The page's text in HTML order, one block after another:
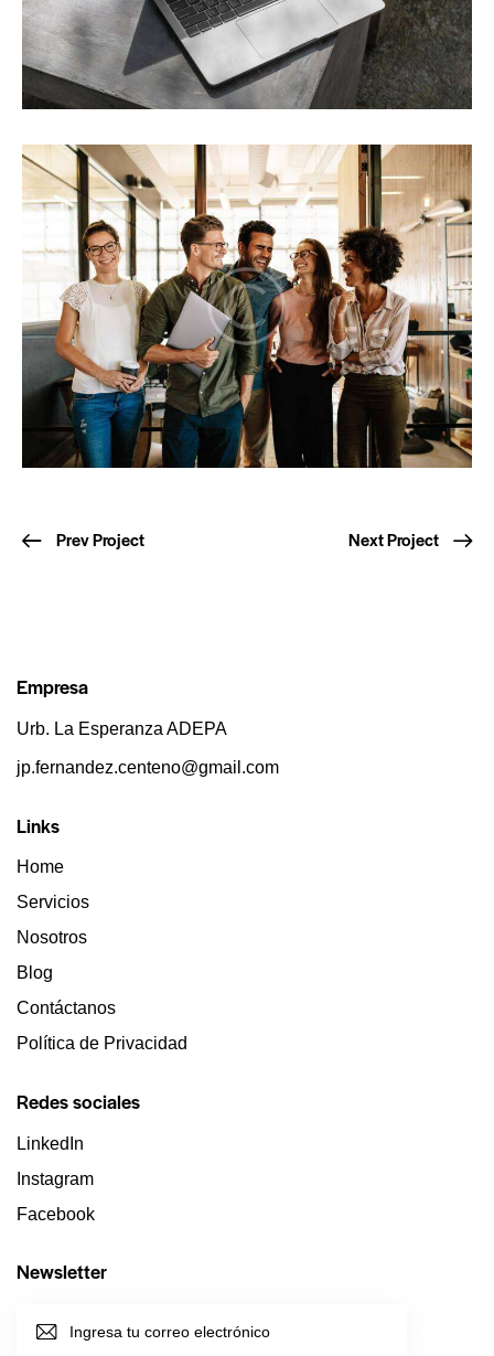
Prev Project Next Project
Empresa
Urb. La Esperanza ADEPA
jp.fernandez.centeno@gmail.com
Links
Home
Servicios
Nosotros
Blog
Contáctanos
Política de Privacidad
Redes sociales
LinkedIn
Instagram
Facebook
Newsletter